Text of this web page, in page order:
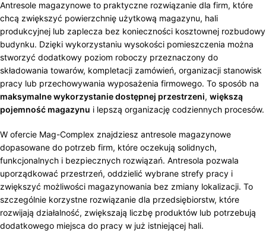
Antresole magazynowe to praktyczne rozwiązanie dla firm, które
chcą zwiększyć powierzchnię użytkową magazynu, hali
produkcyjnej lub zaplecza bez konieczności kosztownej rozbudowy
budynku. Dzięki wykorzystaniu wysokości pomieszczenia można
stworzyć dodatkowy poziom roboczy przeznaczony do
składowania towarów, kompletacji zamówień, organizacji stanowisk
pracy lub przechowywania wyposażenia firmowego. To sposób na
maksymalne wykorzystanie dostępnej przestrzeni, większą
pojemność magazynu i lepszą organizację codziennych procesów.
W ofercie Mag-Complex znajdziesz antresole magazynowe
dopasowane do potrzeb firm, które oczekują solidnych,
funkcjonalnych i bezpiecznych rozwiązań. Antresola pozwala
uporządkować przestrzeń, oddzielić wybrane strefy pracy i
zwiększyć możliwości magazynowania bez zmiany lokalizacji. To
szczególnie korzystne rozwiązanie dla przedsiębiorstw, które
rozwijają działalność, zwiększają liczbę produktów lub potrzebują
dodatkowego miejsca do pracy w już istniejącej hali.